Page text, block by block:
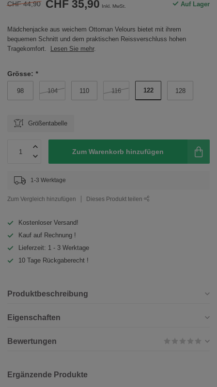
CHF 44,90 CHF 35,90 Inkl. MwSt. Auf Lager
Mädchenjacke aus weichem Ottoman Velours bietet mit ihrem
bequemen Schnitt und dem praktischen Reissverschluss hohen
Tragekomfort.
Lesen Sie mehr.
Grösse: *
98 104 110 116 122 128
Größentabelle
Zum Warenkorb hinzufügen
1-3 Werktage
Zum Vergleich hinzufügen Dieses Produkt teilen
Kostenloser Versand!
Kauf auf Rechnung !
Lieferzeit: 1 - 3 Werktage
10 Tage Rückgaberecht !
Produktbeschreibung
Eigenschaften
Bewertungen
Ergänzende Produkte